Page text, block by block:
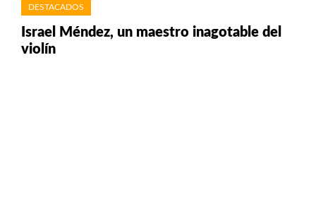
DESTACADOS
Israel Méndez, un maestro inagotable del
violín